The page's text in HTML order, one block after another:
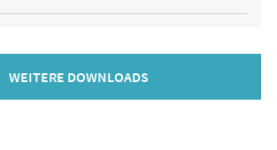
WEITERE DOWNLOADS